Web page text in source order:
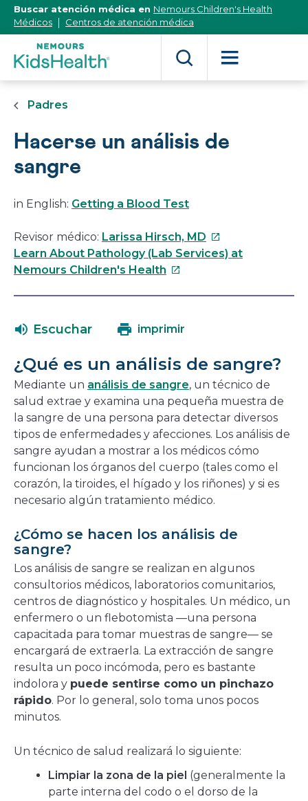
[Skip
Content]
Buscar atención médica en Nemours Children's Health
Médicos
Centros de atención médica
Padres
Hacerse un análisis de
sangre
in English: Getting a Blood Test
Revisor médico: Larissa Hirsch, MD Este
enlace
Learn About Pathology (Lab Services) at
Nemours Children's Health Este
en
nueva
ventana
Escuchar imprimir
¿Qué es un análisis de sangre?
Mediante un análisis de sangre, un técnico de
salud extrae y examina una pequeña muestra de
la sangre de una persona para detectar diversos
tipos de enfermedades y afecciones. Los análisis de
sangre ayudan a mostrar a los médicos cómo
funcionan los órganos del cuerpo (tales como el
corazón, la tiroides, el hígado y los riñones) y si es
necesario algún tratamiento médico.
¿Cómo se hacen los análisis de
sangre?
Los análisis de sangre se realizan en algunos
consultorios médicos, laboratorios comunitarios,
centros de diagnóstico y hospitales. Un médico, un
enfermero o un flebotomista —una persona
capacitada para tomar muestras de sangre— se
encargará de extraerla. La extracción de sangre
resulta un poco incómoda, pero es bastante
indolora y puede sentirse como un pinchazo
rápido. Por lo general, solo toma unos pocos
minutos.
Un técnico de salud realizará lo siguiente:
Limpiar la zona de la piel (generalmente la
parte interna del codo o el dorso de la